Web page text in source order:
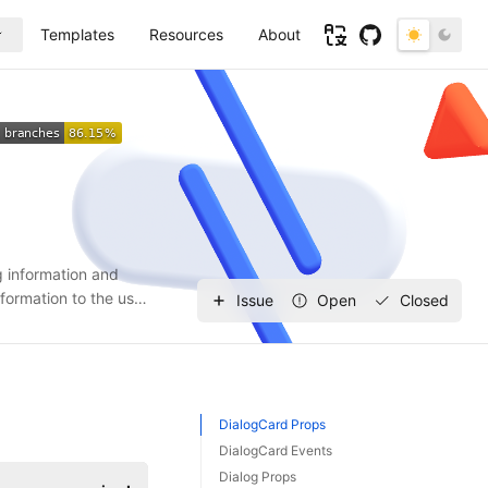
DialogCard Props
DialogCard Events
Dialog Props